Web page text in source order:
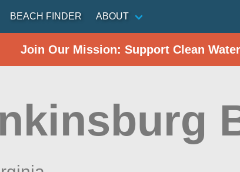
BEACH FINDER ABOUT
Join Our Mission: Support Clean